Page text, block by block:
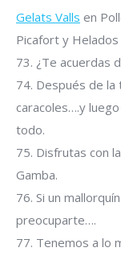
Gelats Valls en
Picafort y Helados
73. ¿Te acuerdas
74. Después de
caracoles….y
todo.
75. Disfrutas con
Gamba.
76. Si un
preocuparte….
77. Tenemos a lo